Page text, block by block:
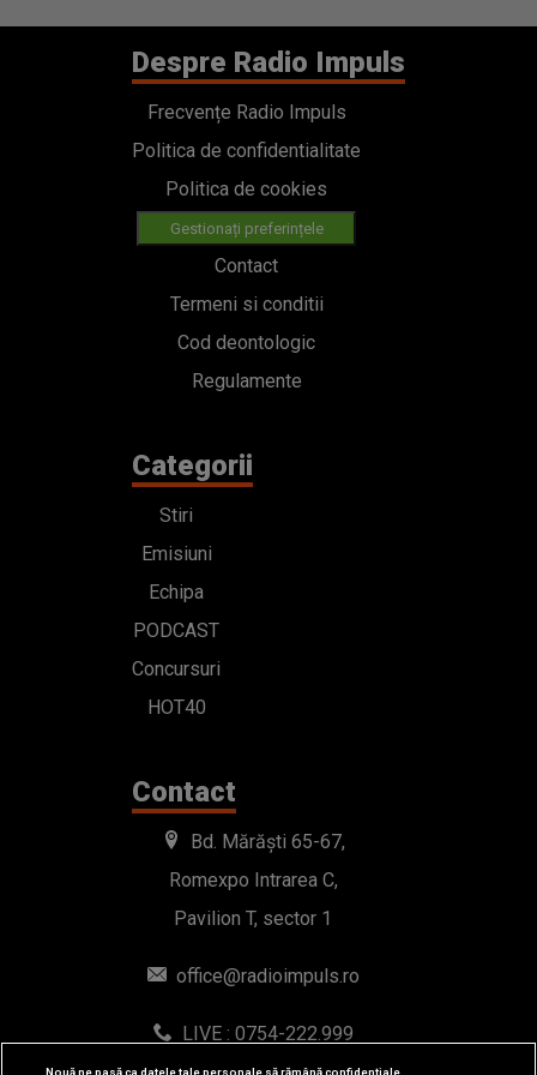
Despre Radio Impuls
Frecvențe Radio Impuls
Politica de confidentialitate
Politica de cookies
Gestionați preferințele
Contact
Termeni si conditii
Cod deontologic
Regulamente
Categorii
Stiri
Emisiuni
Echipa
PODCAST
Concursuri
HOT40
Contact
Bd. Mărăști 65-67,
Romexpo Intrarea C,
Pavilion T, sector 1
office@radioimpuls.ro
LIVE : 0754-222.999
Nouă ne pasă ca datele tale personale să rămână confidențiale